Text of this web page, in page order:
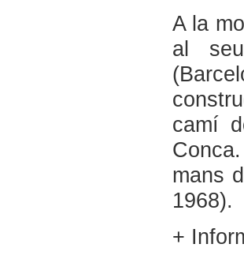
A la
al
camí
mans
1968).
+